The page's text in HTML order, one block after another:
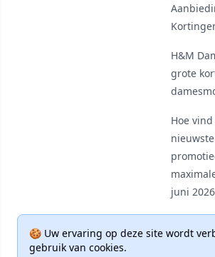
🍪 Uw ervaring op deze site wordt
gebruik van cookies.
H&M
grote
Hoe
juni 2026